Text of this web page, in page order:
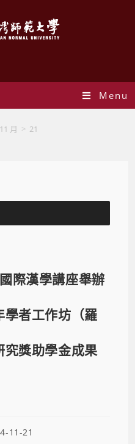
Menu
11 月 > 21
際漢學講座舉辦
學者工作坊（羅
究獎助學金成果
11-21